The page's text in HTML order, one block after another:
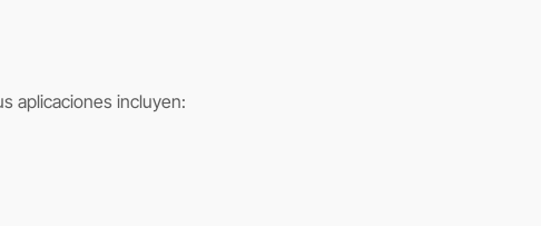
aplicaciones incluyen: